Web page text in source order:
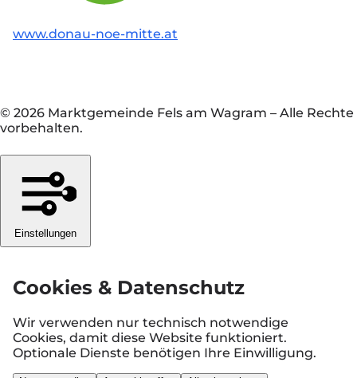
www.donau-noe-mitte.at
© 2026 Marktgemeinde Fels am Wagram – Alle Rechte
vorbehalten.
Einstellungen
Cookies & Datenschutz
Wir verwenden nur technisch notwendige
Cookies, damit diese Website funktioniert.
Optionale Dienste benötigen Ihre Einwilligung.